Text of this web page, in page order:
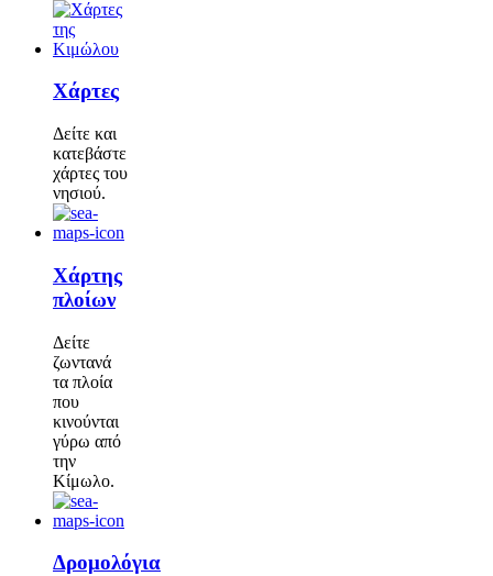
Χάρτες
Δείτε και
κατεβάστε
χάρτες του
νησιού.
Χάρτης
πλοίων
Δείτε
ζωντανά
τα πλοία
που
κινούνται
γύρω από
την
Κίμωλο.
Δρομολόγια